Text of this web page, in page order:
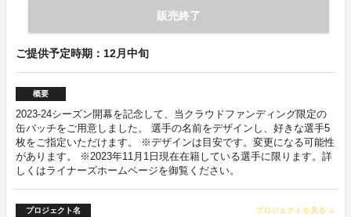
販売終了
ご提供予定時期：12月中旬
概要
2023-24シーズン開幕を記念して、当クラウドファンディング限定の
缶バッチをご用意しました。 選手の名前をデザインし、好きな選手5
枚をご指定いただけます。 ※デザインは目安です。変更になる可能性
があります。 ※2023年11月1日現在在籍している選手に限ります。詳
しくはライナーズホームページを御覧ください。
プロジェクト名 プロジェクトを見る arrow_forward